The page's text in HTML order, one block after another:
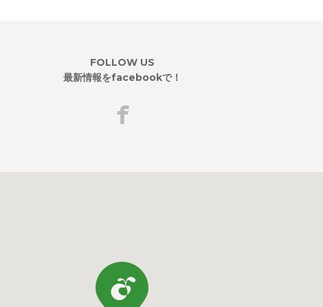
FOLLOW US
最新情報をfacebookで！